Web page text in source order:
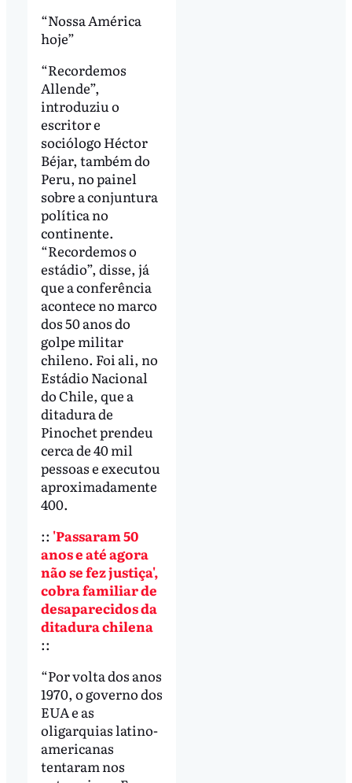
“Nossa América
hoje”
“Recordemos
Allende”,
introduziu o
escritor e
sociólogo Héctor
Béjar, também do
Peru, no painel
sobre a conjuntura
política no
continente.
“Recordemos o
estádio”, disse, já
que a conferência
acontece no marco
dos 50 anos do
golpe militar
chileno. Foi ali, no
Estádio Nacional
do Chile, que a
ditadura de
Pinochet prendeu
cerca de 40 mil
pessoas e executou
aproximadamente
400.
:: 'Passaram 50
anos e até agora
não se fez justiça',
cobra familiar de
desaparecidos da
ditadura chilena
::
“Por volta dos anos
1970, o governo dos
EUA e as
oligarquias latino-
americanas
tentaram nos